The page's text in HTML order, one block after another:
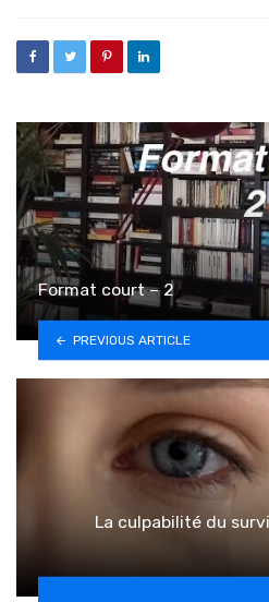
Format court – 2
PREVIOUS ARTICLE
La culpabilité du